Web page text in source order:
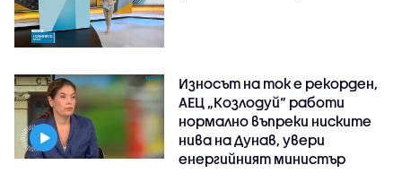
Износът на ток е рекорден,
АЕЦ „Козлодуй“ работи
нормално въпреки ниските
нива на Дунав, увери
енергийният министър